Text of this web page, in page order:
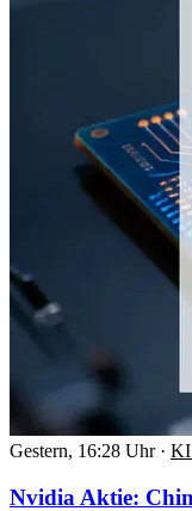
Gestern, 16:28 Uhr · KI
Nvidia Aktie: